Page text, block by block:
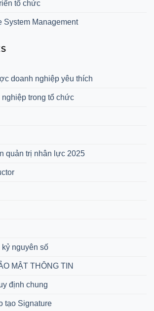
tổ chức
System Management
doanh nghiệp yêu thích
trong tổ chức
quản trị nhân lực 2025
nguyên số
MẬT THÔNG TIN
định chung
tạo Signature